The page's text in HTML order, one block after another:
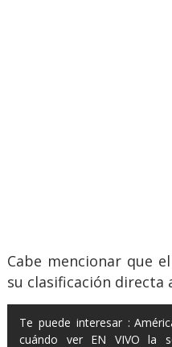
Cabe mencionar que
su clasificación directa
Te puede interesar :
cuándo ver EN VIVO la